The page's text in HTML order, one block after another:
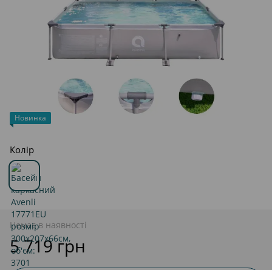
Новинка
Колір
Немає в наявності
5 719 грн